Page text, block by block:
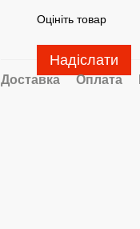
Оцініть товар
Надіслати
Доставка Оплата